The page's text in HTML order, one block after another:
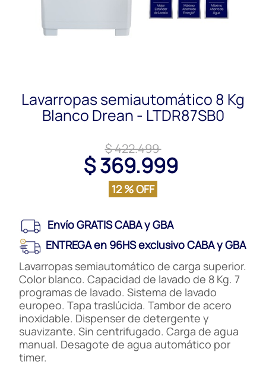
Lavarropas semiautomático 8 Kg
Blanco Drean - LTDR87SB0
$ 422.499
$ 369.999
12 % OFF
Envío GRATIS CABA y GBA
ENTREGA en 96HS exclusivo CABA y GBA
Lavarropas semiautomático de carga superior.
Color blanco. Capacidad de lavado de 8 Kg. 7
programas de lavado. Sistema de lavado
europeo. Tapa traslúcida. Tambor de acero
inoxidable. Dispenser de detergente y
suavizante. Sin centrifugado. Carga de agua
manual. Desagote de agua automático por
timer.